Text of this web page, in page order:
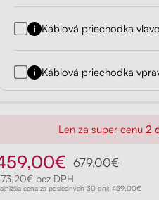
Káblová priechodka vľavo
Káblová priechodka
Len za super cenu2
679,00€
bez DPH
cena za posledných 30 dní: 459,00€